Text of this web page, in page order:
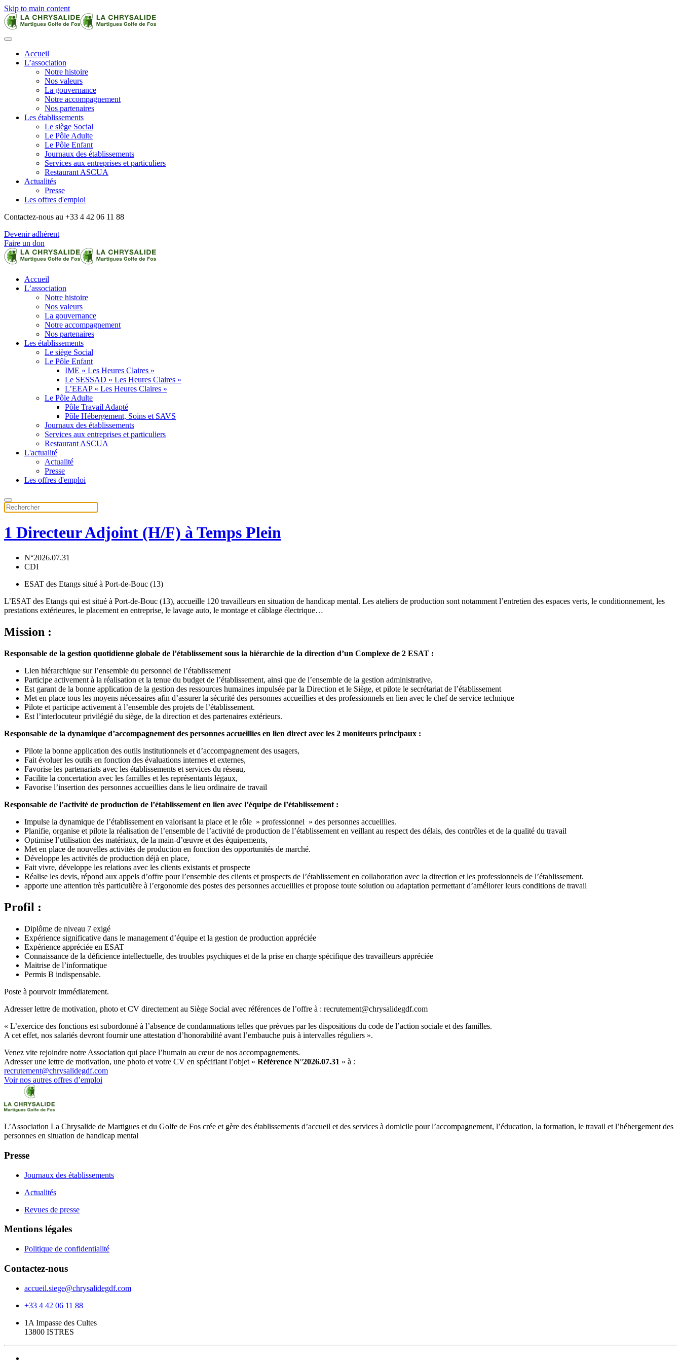
Skip to main content
Accueil
L’association
Notre histoire
Nos valeurs
La gouvernance
Notre accompagnement
Nos partenaires
Les établissements
Le siège Social
Le Pôle Adulte
Le Pôle Enfant
Journaux des établissements
Services aux entreprises et particuliers
Restaurant ASCUA
Actualités
Presse
Les offres d'emploi
Contactez-nous au +33 4 42 06 11 88
Devenir adhérent
Faire un don
Accueil
L’association
Notre histoire
Nos valeurs
La gouvernance
Notre accompagnement
Nos partenaires
Les établissements
Le siège Social
Le Pôle Enfant
IME « Les Heures Claires »
Le SESSAD « Les Heures Claires »
L’EEAP « Les Heures Claires »
Le Pôle Adulte
Pôle Travail Adapté
Pôle Hébergement, Soins et SAVS
Journaux des établissements
Services aux entreprises et particuliers
Restaurant ASCUA
L'actualité
Actualité
Presse
Les offres d'emploi
1 Directeur Adjoint (H/F) à Temps Plein
N°2026.07.31
CDI
ESAT des Etangs situé à Port-de-Bouc (13)
L’ESAT des Etangs qui est situé à Port-de-Bouc (13), accueille 120 travailleurs en situation de handicap mental. Les ateliers de production sont notamment l’entretien des espaces verts, le conditionnement, les
prestations extérieures, le placement en entreprise, le lavage auto, le montage et câblage électrique…
Mission :
Responsable de la gestion quotidienne globale de l’établissement sous la hiérarchie de la direction d’un Complexe de 2 ESAT :
Lien hiérarchique sur l’ensemble du personnel de l’établissement
Participe activement à la réalisation et la tenue du budget de l’établissement, ainsi que de l’ensemble de la gestion administrative,
Est garant de la bonne application de la gestion des ressources humaines impulsée par la Direction et le Siège, et pilote le secrétariat de l’établissement
Met en place tous les moyens nécessaires afin d’assurer la sécurité des personnes accueillies et des professionnels en lien avec le chef de service technique
Pilote et participe activement à l’ensemble des projets de l’établissement.
Est l’interlocuteur privilégié du siège, de la direction et des partenaires extérieurs.
Responsable de la dynamique d’accompagnement des personnes accueillies en lien direct avec les 2 moniteurs principaux :
Pilote la bonne application des outils institutionnels et d’accompagnement des usagers,
Fait évoluer les outils en fonction des évaluations internes et externes,
Favorise les partenariats avec les établissements et services du réseau,
Facilite la concertation avec les familles et les représentants légaux,
Favorise l’insertion des personnes accueillies dans le lieu ordinaire de travail
Responsable de l’activité de production de l’établissement en lien avec l’équipe de l’établissement :
Impulse la dynamique de l’établissement en valorisant la place et le rôle » professionnel » des personnes accueillies.
Planifie, organise et pilote la réalisation de l’ensemble de l’activité de production de l’établissement en veillant au respect des délais, des contrôles et de la qualité du travail
Optimise l’utilisation des matériaux, de la main-d’œuvre et des équipements,
Met en place de nouvelles activités de production en fonction des opportunités de marché.
Développe les activités de production déjà en place,
Fait vivre, développe les relations avec les clients existants et prospecte
Réalise les devis, répond aux appels d’offre pour l’ensemble des clients et prospects de l’établissement en collaboration avec la direction et les professionnels de l’établissement.
apporte une attention très particulière à l’ergonomie des postes des personnes accueillies et propose toute solution ou adaptation permettant d’améliorer leurs conditions de travail
Profil :
Diplôme de niveau 7 exigé
Expérience significative dans le management d’équipe et la gestion de production appréciée
Expérience appréciée en ESAT
Connaissance de la déficience intellectuelle, des troubles psychiques et de la prise en charge spécifique des travailleurs appréciée
Maitrise de l’informatique
Permis B indispensable.
Poste à pourvoir immédiatement.
Adresser lettre de motivation, photo et CV directement au Siège Social avec références de l’offre à : recrutement@chrysalidegdf.com
« L’exercice des fonctions est subordonné à l’absence de condamnations telles que prévues par les dispositions du code de l’action sociale et des familles.
A cet effet, nos salariés devront fournir une attestation d’honorabilité avant l’embauche puis à intervalles réguliers ».
Venez vite rejoindre notre Association qui place l’humain au cœur de nos accompagnements.
Adresser une lettre de motivation, une photo et votre CV en spécifiant l’objet « Référence N°2026.07.31 » à :
recrutement@chrysalidegdf.com
Voir nos autres offres d’emploi
L’Association La Chrysalide de Martigues et du Golfe de Fos crée et gère des établissements d’accueil et des services à domicile pour l’accompagnement, l’éducation, la formation, le travail et l’hébergement des
personnes en situation de handicap mental
Presse
Journaux des établissements
Actualités
Revues de presse
Mentions légales
Politique de confidentialité
Contactez-nous
accueil.siege@chrysalidegdf.com
+33 4 42 06 11 88
1A Impasse des Cultes
13800 ISTRES